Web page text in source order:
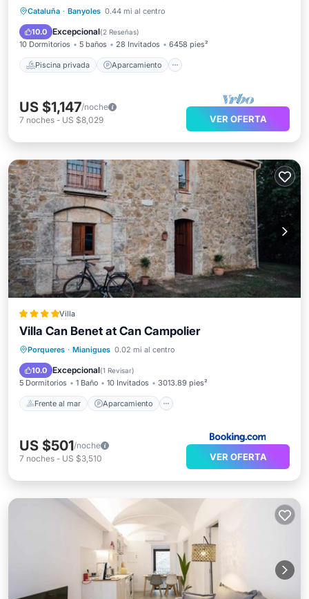
Cataluña · Banyoles 0.44 mi al centro
10.0 Excepcional(2 Reseñas)
10 Dormitorios 5 baños 28 Invitados 6458 pies²
Piscina privada Aparcamiento
Piscina privada
Aparcamiento
Piscina
Balcón/Terraza
US $1,147/noche
7 noches - US $8,029 VER OFERTA
Villa
Villa Can Benet at Can Campolier
Porqueres · Mianigues 0.02 mi al centro
10.0 Excepcional(1 Revisar)
5 Dormitorios 1 Baño 10 Invitados 3013.89 pies²
Frente al mar Aparcamiento
Frente al mar Aparcamiento
Vista al mar
US $501/noche
7 noches - US $3,510 VER OFERTA